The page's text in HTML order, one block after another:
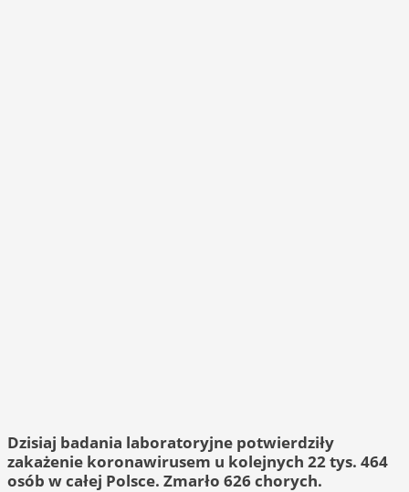
Dzisiaj badania laboratoryjne potwierdziły
zakażenie koronawirusem u kolejnych 22 tys. 464
osób w całej Polsce. Zmarło 626 chorych.